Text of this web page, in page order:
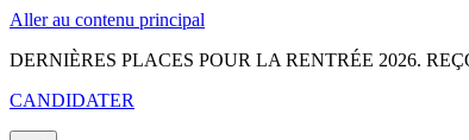
Aller au contenu principal
DERNIÈRES PLACES POUR LA RENTRÉE 2026.
CANDIDATER